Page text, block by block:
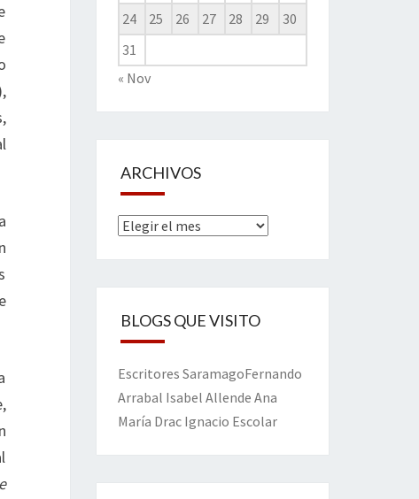
24
25 26 27 28 29
30
31
« Nov
ARCHIVOS
Archivos
BLOGS QUE VISITO
Escritores SaramagoFernando
Arrabal Isabel Allende Ana
María Drac Ignacio Escolar